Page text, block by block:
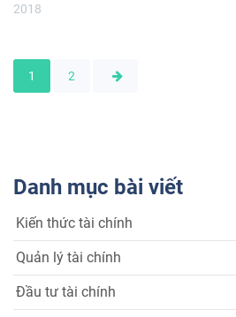
2018
Điều
bài
viết
1 2
Danh mục bài viết
Kiến thức tài chính
Quản lý tài chính
Đầu tư tài chính